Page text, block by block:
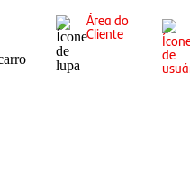
Área do
Cliente